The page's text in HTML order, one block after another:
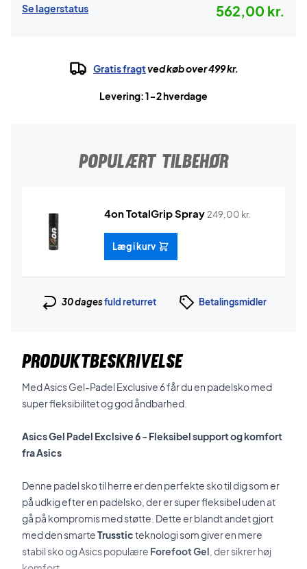
Se lagerstatus
562,00 kr.
Gratis fragtved køb over 499 kr.
Levering: 1-2 hverdage
POPULÆRT TILBEHØR
4on TotalGrip Spray 249,00 kr.
Læg i kurv
30 dagesfuld returret Betalingsmidler
PRODUKTBESKRIVELSE
Med Asics Gel-Padel Exclusive 6 får du en padelsko med
super fleksibilitet og god åndbarhed.
Asics Gel Padel Exclsive 6 - Fleksibel support og komfort
fra Asics
Denne padel sko til herre er den perfekte sko til dig som er
på udkig efter en padelsko, der er super fleksibel uden at
gå på kompromis med støtte. Dette er blandt andet gjort
med den smarteTrussticteknologi som giver en mere
stabil sko og Asics populære Forefoot Gel , der sikrer høj